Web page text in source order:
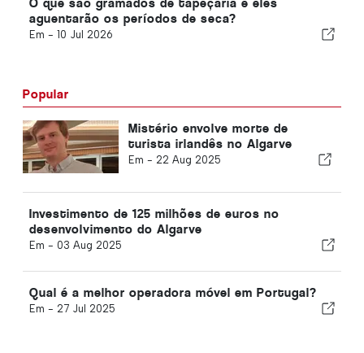
aguentarão os períodos de seca?
Em - 10 Jul 2026
Popular
Mistério envolve morte de
turista irlandês no Algarve
Em - 22 Aug 2025
Investimento de 125 milhões de euros no
desenvolvimento do Algarve
Em - 03 Aug 2025
Qual é a melhor operadora móvel em Portugal?
Em - 27 Jul 2025